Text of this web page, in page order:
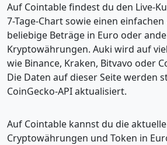
Auf Cointable findest du den Live-
7-Tage-Chart sowie einen
beliebige Beträge in Euro oder
Kryptowährungen. Auki wird auf
wie Binance, Kraken, Bitvavo oder
Die Daten auf dieser Seite werden
CoinGecko-API aktualisiert.
Auf Cointable kannst du die
Cryptowährungen und Token in